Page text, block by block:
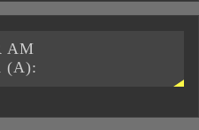
AM
(A):